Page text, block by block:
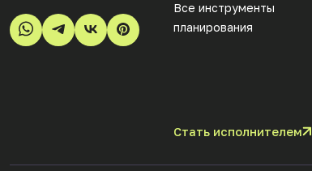
Все инструменты
планирования
Стать исполнителем